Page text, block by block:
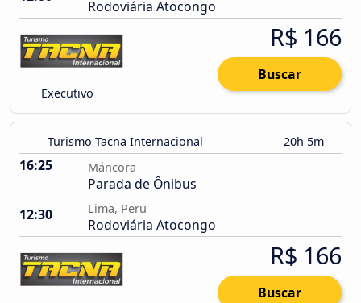
Rodoviária Atocongo
Executivo
R$ 166
Buscar
Turismo Tacna Internacional 20h 5m
16:25 Máncora
Parada de Ônibus
12:30
Lima, Peru
Rodoviária Atocongo
R$ 166
Buscar